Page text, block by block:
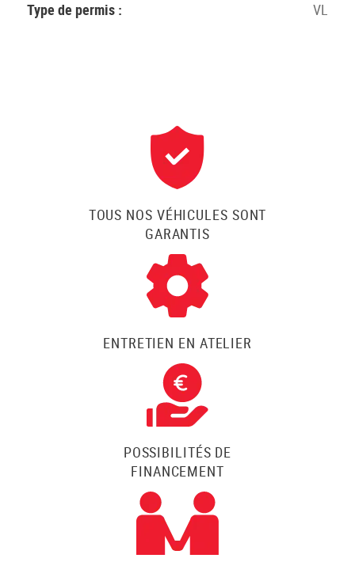
Type de permis : VL
TOUS NOS VÉHICULES SONT
GARANTIS
ENTRETIEN EN ATELIER
POSSIBILITÉS DE
FINANCEMENT